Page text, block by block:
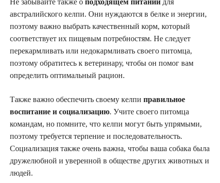
австралийского келпи. Они нуждаются в белке и энергии,
поэтому важно выбрать качественный корм, который
соответствует их пищевым потребностям. Не следует
перекармливать или недокармливать своего питомца,
поэтому обратитесь к ветеринару, чтобы он помог вам
определить оптимальный рацион.
Также важно обеспечить своему келпи правильное
воспитание и социализацию. Учите своего питомца
командам, но помните, что келпи могут быть упрямыми,
поэтому требуется терпение и последовательность.
Социализация также очень важна, чтобы ваша собака была
дружелюбной и уверенной в обществе других животных и
людей.